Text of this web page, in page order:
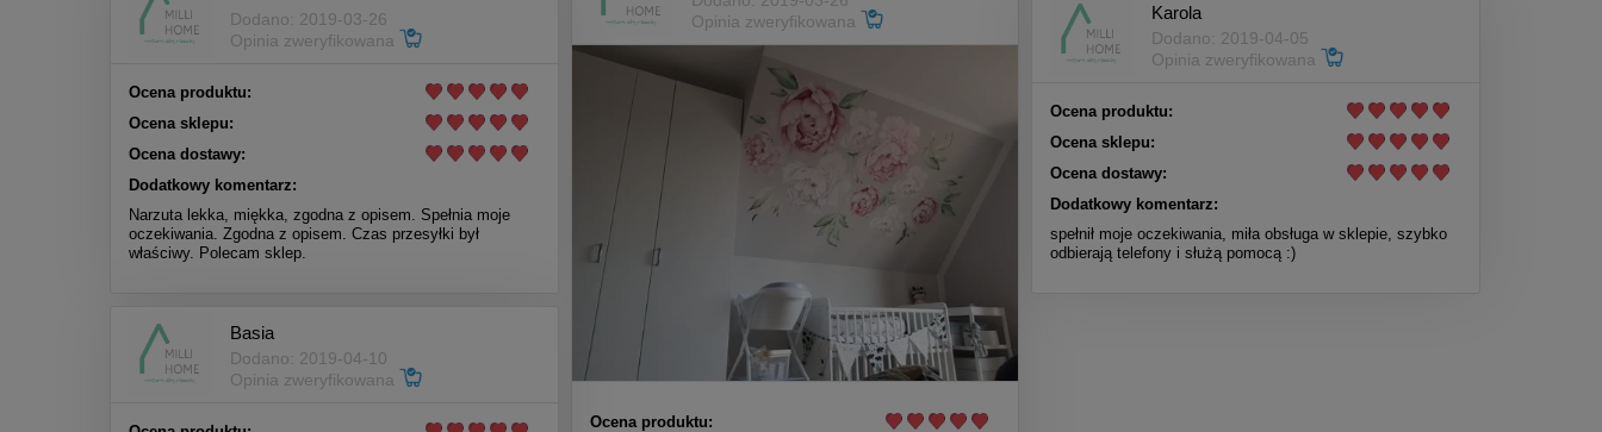
Opinia zweryfikowana
Ocena produktu:
Dodano: 2019-03-26
Opinia zweryfikowana
Ocena produktu:
Ocena sklepu:
Ocena dostawy:
Dodatkowy komentarz:
Narzuta lekka, miękka, zgodna z opisem. Spełnia moje
oczekiwania. Zgodna z opisem. Czas przesyłki był
właściwy. Polecam sklep.
Karola
Dodano: 2019-04-05
Opinia zweryfikowana
Ocena produktu:
Ocena sklepu:
Ocena dostawy:
Dodatkowy komentarz:
spełnił moje oczekiwania, miła obsługa w sklepie, szybko
odbierają telefony i służą pomocą :)
Basia
Dodano: 2019-04-10
Opinia zweryfikowana